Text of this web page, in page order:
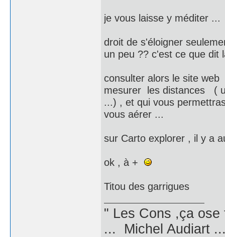
je vous laisse y méditer ...
droit de s'éloigner
un peu ?? c'est ce que dit
consulter alors le site
mesurer les distances (
...) , et qui vous
vous aérer ...
sur Carto explorer , il y a
ok , à +
Titou des garrigues
" Les Cons ,ça
... Michel Audiart